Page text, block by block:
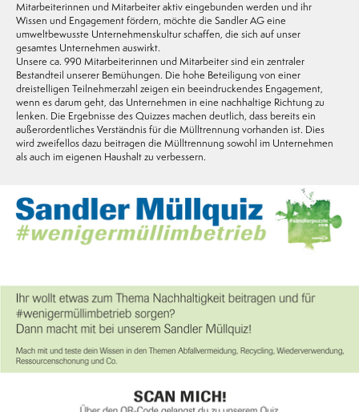
Mitarbeiterinnen und Mitarbeiter aktiv eingebunden werden und ihr
Wissen und Engagement fördern, möchte die Sandler AG eine
umweltbewusste Unternehmenskultur schaffen, die sich auf unser
gesamtes Unternehmen auswirkt.
Unsere ca. 990 Mitarbeiterinnen und Mitarbeiter sind ein zentraler
Bestandteil unserer Bemühungen. Die hohe Beteiligung von einer
dreistelligen Teilnehmerzahl zeigen ein beeindruckendes Engagement,
wenn es darum geht, das Unternehmen in eine nachhaltige Richtung zu
lenken. Die Ergebnisse des Quizzes machen deutlich, dass bereits ein
außerordentliches Verständnis für die Mülltrennung vorhanden ist. Dies
wird zweifellos dazu beitragen die Mülltrennung sowohl im Unternehmen
als auch im eigenen Haushalt zu verbessern.